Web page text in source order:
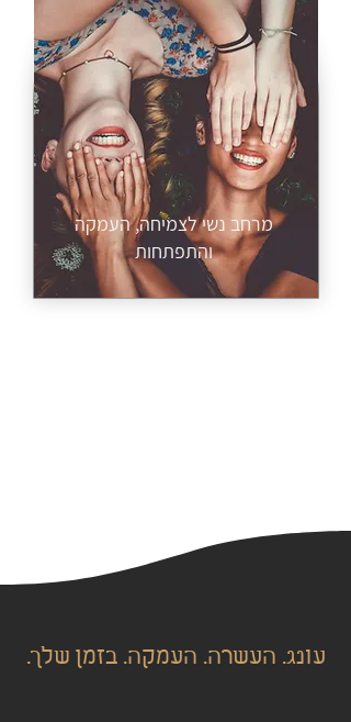
מרחב נשי לצמיחה, העמקה
והתפתחות
עונג. העשרה. העמקה. בזמן שלך.